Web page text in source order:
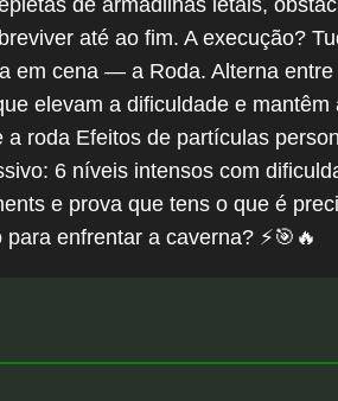
até ao fim. A execução?
em cena — a Roda. Alterna
elevam a dificuldade e
roda Efeitos de partículas
6 níveis intensos com
e prova que tens o que é
enfrentar a caverna? ⚡🎯🔥